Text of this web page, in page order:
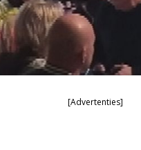
[Advertenties]